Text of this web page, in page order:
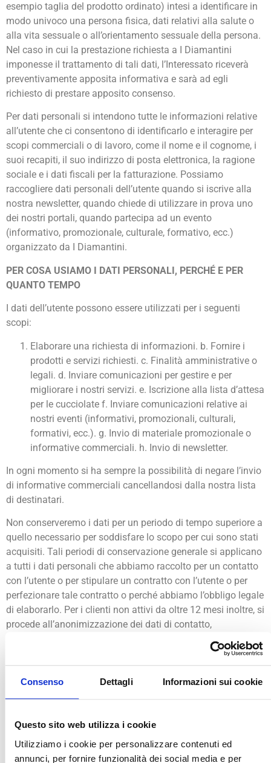
Consenso Dettagli Informazioni sui cookie
Questo sito web utilizza i cookie
Utilizziamo i cookie per personalizzare contenuti ed
annunci, per fornire funzionalità dei social media e per
esempio taglia del prodotto ordinato) intesi a identificare in
modo univoco una persona fisica, dati relativi alla salute o
alla vita sessuale o all’orientamento sessuale della persona.
Nel caso in cui la prestazione richiesta a I Diamantini
imponesse il trattamento di tali dati, l’Interessato riceverà
preventivamente apposita informativa e sarà ad egli
richiesto di prestare apposito consenso.
Per dati personali si intendono tutte le informazioni relative
all’utente che ci consentono di identificarlo e interagire per
scopi commerciali o di lavoro, come il nome e il cognome, i
suoi recapiti, il suo indirizzo di posta elettronica, la ragione
sociale e i dati fiscali per la fatturazione. Possiamo
raccogliere dati personali dell’utente quando si iscrive alla
nostra newsletter, quando chiede di utilizzare in prova uno
dei nostri portali, quando partecipa ad un evento
(informativo, promozionale, culturale, formativo, ecc.)
organizzato da I Diamantini.
PER COSA USIAMO I DATI PERSONALI, PERCHÉ E PER
QUANTO TEMPO
I dati dell’utente possono essere utilizzati per i seguenti
scopi:
Elaborare una richiesta di informazioni. b. Fornire i
prodotti e servizi richiesti. c. Finalità amministrative o
legali. d. Inviare comunicazioni per gestire e per
migliorare i nostri servizi. e. Iscrizione alla lista d’attesa
per le cucciolate f. Inviare comunicazioni relative ai
nostri eventi (informativi, promozionali, culturali,
formativi, ecc.). g. Invio di materiale promozionale o
informative commerciali. h. Invio di newsletter.
In ogni momento si ha sempre la possibilità di negare l’invio
di informative commerciali cancellandosi dalla nostra lista
di destinatari.
Non conserveremo i dati per un periodo di tempo superiore a
quello necessario per soddisfare lo scopo per cui sono stati
acquisiti. Tali periodi di conservazione generale si applicano
a tutti i dati personali che abbiamo raccolto per un contatto
con l’utente o per stipulare un contratto con l’utente o per
perfezionare tale contratto o perché abbiamo l’obbligo legale
di elaborarlo. Per i clienti non attivi da oltre 12 mesi inoltre, si
procede all’anonimizzazione dei dati di contatto,
conservando solo quelli fiscali per la conservazione
SICUREZZA DEI DATI PERSONALI
I dati che ci forniscono gli utenti sono protetti con la
standard di cifratura dei dati personali o che consente il loro
trasferimento in modo sicuro su Internet.